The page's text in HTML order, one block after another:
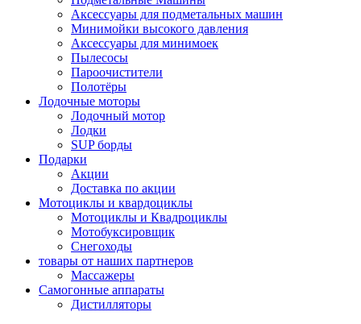
Аксессуары для подметальных машин
Минимойки высокого давления
Аксессуары для минимоек
Пылесосы
Пароочистители
Полотёры
Лодочные моторы
Лодочный мотор
Лодки
SUP борды
Подарки
Акции
Доставка по акции
Мотоциклы и квардоциклы
Мотоциклы и Квадроциклы
Мотобуксировщик
Снегоходы
товары от наших партнеров
Массажеры
Самогонные аппараты
Дистилляторы